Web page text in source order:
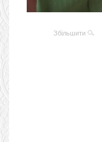
Збільшити